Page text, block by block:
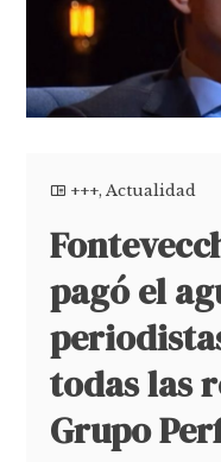
+++,Actualidad
pagó el
todas las
Grupo